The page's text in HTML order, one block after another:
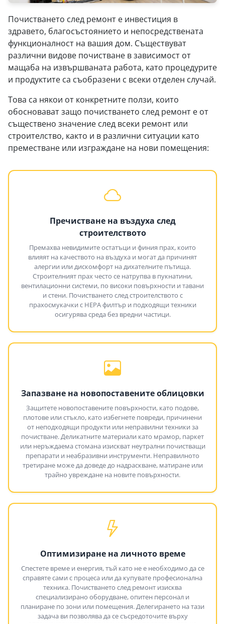
Почистването след ремонт е инвестиция в
здравето, благосъстоянието и непосредствената
функционалност на вашия дом. Съществуват
различни видове почистване в зависимост от
мащаба на извършваната работа, като процедурите
и продуктите са съобразени с всеки отделен случай.
Това са някои от конкретните ползи, които
обосновават защо почистването след ремонт е от
съществено значение след всеки ремонт или
строителство, както и в различни ситуации като
преместване или изграждане на нови помещения:
Пречистване на въздуха след
строителството
Премахва невидимите остатъци и финия прах, които
влияят на качеството на въздуха и могат да причинят
алергии или дискомфорт на дихателните пътища.
Строителният прах често се натрупва в пукнатини,
вентилационни системи, по високи повърхности и тавани
и стени. Почистването след строителството с
прахосмукачки с HEPA филтър и подходящи техники
осигурява среда без вредни частици.
Запазване на новопоставените облицовки
Защитете новопоставените повърхности, като подове,
плотове или стъкло, като избегнете повреди, причинени
от неподходящи продукти или неправилни техники за
почистване. Деликатните материали като мрамор, паркет
или неръждаема стомана изискват неутрални почистващи
препарати и неабразивни инструменти. Неправилното
третиране може да доведе до надраскване, матиране или
трайно увреждане на новите повърхности.
Оптимизиране на личното време
Спестете време и енергия, тъй като не е необходимо да се
справяте сами с процеса или да купувате професионална
техника. Почистването след ремонт изисква
специализирано оборудване, опитен персонал и
планиране по зони или помещения. Делегирането на тази
задача ви позволява да се съсредоточите върху